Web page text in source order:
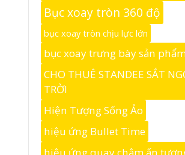
Bục xoay tròn 360 độ
bục xoay tròn chịu lực lớn
bục xoay trưng bày sản
CHO THUÊ STANDEE SẮT
TRỜI
Hiện Tượng Sống Ảo
hiệu ứng Bullet Time